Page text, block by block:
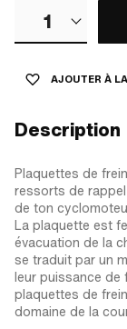
1
AJOUTER À
Description
Plaquettes de
ressorts de
de ton
La plaquette est
évacuation de la
se traduit par un
leur puissance de
plaquettes de
domaine de la